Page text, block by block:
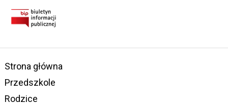
Strona główna
Przedszkole
Rodzice